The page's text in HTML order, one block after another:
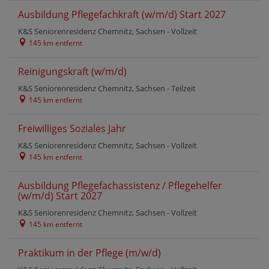
Ausbildung Pflegefachkraft (w/m/d) Start 2027
K&S Seniorenresidenz Chemnitz, Sachsen -Vollzeit
145 km entfernt
Reinigungskraft (w/m/d)
K&S Seniorenresidenz Chemnitz, Sachsen -Teilzeit
145 km entfernt
Freiwilliges Soziales Jahr
K&S Seniorenresidenz Chemnitz, Sachsen -Vollzeit
145 km entfernt
Ausbildung Pflegefachassistenz / Pflegehelfer
(w/m/d) Start 2027
K&S Seniorenresidenz Chemnitz, Sachsen -Vollzeit
145 km entfernt
Praktikum in der Pflege (m/w/d)